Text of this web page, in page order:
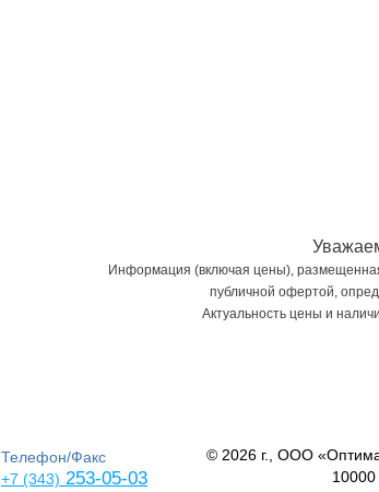
Информация (включая цены),
публичной офертой,
Актуальность цены и
Телефон/Факс
+7 (343) 253-05-03
© 2026 г., ООО